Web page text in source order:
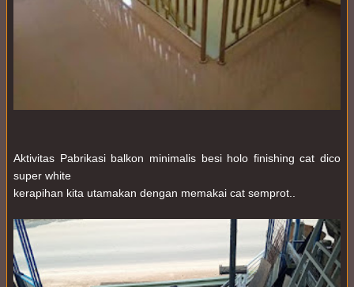
Aktivitas Pabrikasi balkon minimalis besi holo finishing cat dico
super white
kerapihan kita utamakan dengan memakai cat semprot..